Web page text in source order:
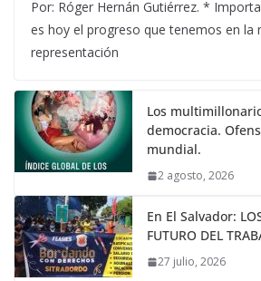
Por: Róger Hernán Gutiérrez. *
es hoy el progreso que tenemos en la
representación
Los
democracia.
mundial.
2 agosto, 2026
En El Salvador:
FUTURO DEL
27 julio, 2026